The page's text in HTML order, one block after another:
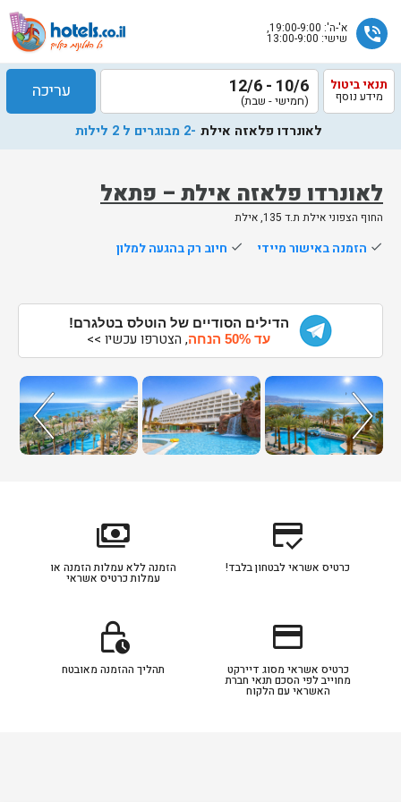
phone_in_talk א'-ה': 19:00-9:00,
שישי: 13:00-9:00
לאונרדו פלאזה אילת – פתאל
החוף הצפוני אילת ת.ד 135, אילת
תנאי ביטול
מידע נוסף 10/6 - 12/6
(חמישי - שבת) עריכה
לאונרדו פלאזה אילת -2 מבוגרים ל 2 לילות
done הזמנה באישור מיידי done חיוב רק בהגעה למלון
הדילים הסודיים של הוטלס בטלגרם!
עד 50% הנחה
, הצטרפו עכשיו >>
שלח
יחזור
אליך
בשעות
הפעילות
credit_score
כרטיס אשראי לבטחון בלבד!
payments
הזמנה ללא עמלות הזמנה או
עמלות כרטיס אשראי
credit_card
כרטיס אשראי מסוג דיירקט
מחוייב לפי הסכם תנאי חברת
האשראי עם הלקוח
lock_clock
תהליך ההזמנה מאובטח